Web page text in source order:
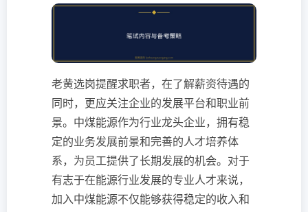
老黄选岗提醒求职者，在了解薪资待遇的
同时，更应关注企业的发展平台和职业前
景。中煤能源作为行业龙头企业，拥有稳
定的业务发展前景和完善的人才培养体
系，为员工提供了长期发展的机会。对于
有志于在能源行业发展的专业人才来说，
加入中煤能源不仅能够获得稳定的收入和